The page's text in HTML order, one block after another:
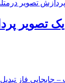
تصویر